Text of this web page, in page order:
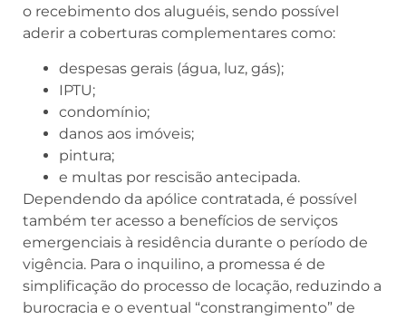
o recebimento dos aluguéis, sendo possível
aderir a coberturas complementares como:
despesas gerais (água, luz, gás);
IPTU;
condomínio;
danos aos imóveis;
pintura;
e multas por rescisão antecipada.
Dependendo da apólice contratada, é possível
também ter acesso a benefícios de serviços
emergenciais à residência durante o período de
vigência. Para o inquilino, a promessa é de
simplificação do processo de locação, reduzindo a
burocracia e o eventual “constrangimento” de